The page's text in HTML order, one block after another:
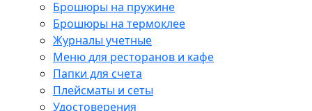
Брошюры на пружине
Брошюры на термоклее
Журналы учетные
Меню для ресторанов и кафе
Папки для счета
Плейсматы и сеты
Удостоверения